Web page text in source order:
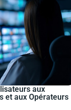
aux
et aux Opérateurs